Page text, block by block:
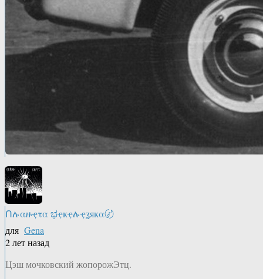
Ոሉαዙҿτα ಭҿҝҿሉҿʓяҝα〄
для Gena
2 лет назад
Цэш мочковский жопорожЭтц.